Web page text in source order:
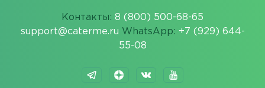
Контакты: 8 (800) 500-68-65
support@caterme.ru WhatsApp: +7 (929) 644-
55-08